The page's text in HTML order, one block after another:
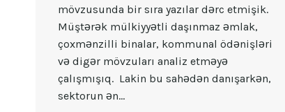
mövzusunda bir sıra yazılar dərc etmişik.
Müştərək mülkiyyətli daşınmaz əmlak,
çoxmənzilli binalar, kommunal ödənişləri
və digər mövzuları analiz etməyə
çalışmışıq. Lakin bu sahədən danışarkən,
sektorun ən…